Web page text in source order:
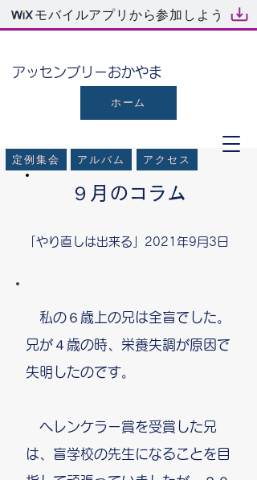
モバイルアプリから参加しよう
定例集会 アクセス
​アッセンブリーおかやま
アルバム
ホーム
９月のコラム
「やり直しは出来る」2021年9月3日
私の６歳上の兄は全盲でした。
兄が４歳の時、栄養失調が原因で
失明したのです。
ヘレンケラー賞を受賞した兄
は、盲学校の先生になることを目